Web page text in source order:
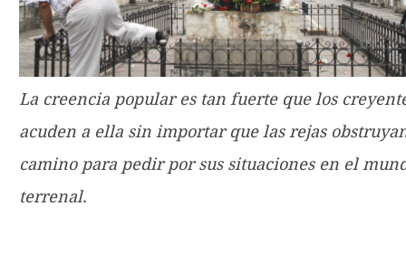
La creencia popular es tan fuerte que los
acuden a ella sin importar que las rejas
camino para pedir por sus situaciones en el
terrenal.